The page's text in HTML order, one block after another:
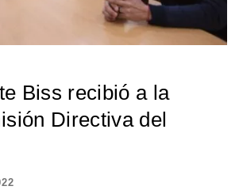
Biss recibió a la
Directiva del